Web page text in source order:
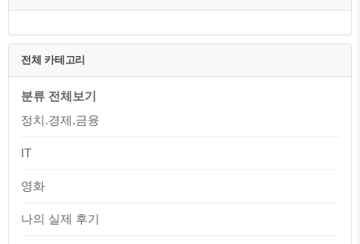
전체 카테고리
분류 전체보기
정치.경제.금융
IT
영화
나의 실제 후기